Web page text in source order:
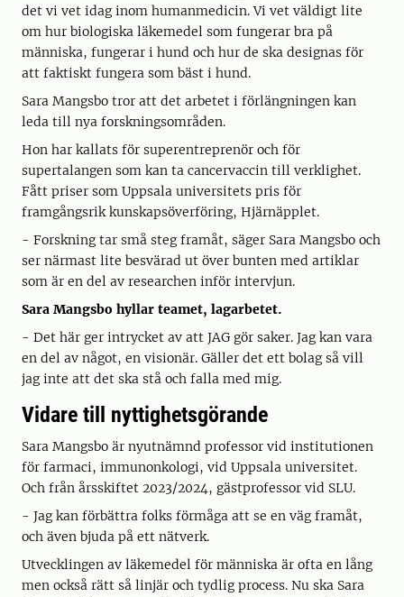
det vi vet idag inom humanmedicin. Vi vet väldigt lite
om hur biologiska läkemedel som fungerar bra på
människa, fungerar i hund och hur de ska designas för
att faktiskt fungera som bäst i hund.
Sara Mangsbo tror att det arbetet i förlängningen kan
leda till nya forskningsområden.
Hon har kallats för superentreprenör och för
supertalangen som kan ta cancervaccin till verklighet.
Fått priser som Uppsala universitets pris för
framgångsrik kunskapsöverföring, Hjärnäpplet.
- Forskning tar små steg framåt, säger Sara Mangsbo och
ser närmast lite besvärad ut över bunten med artiklar
som är en del av researchen inför intervjun.
Sara Mangsbo hyllar teamet, lagarbetet.
- Det här ger intrycket av att JAG gör saker. Jag kan vara
en del av något, en visionär. Gäller det ett bolag så vill
jag inte att det ska stå och falla med mig.
Vidare till nyttighetsgörande
Sara Mangsbo är nyutnämnd professor vid institutionen
för farmaci, immunonkologi, vid Uppsala universitet.
Och från årsskiftet 2023/2024, gästprofessor vid SLU.
- Jag kan förbättra folks förmåga att se en väg framåt,
och även bjuda på ett nätverk.
Utvecklingen av läkemedel för människa är ofta en lång
men också rätt så linjär och tydlig process. Nu ska Sara